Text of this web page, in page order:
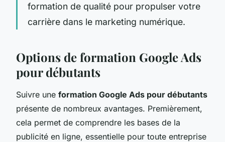
formation de qualité pour propulser votre
carrière dans le marketing numérique.
Options de formation Google Ads
pour débutants
Suivre une formation Google Ads pour débutants
présente de nombreux avantages. Premièrement,
cela permet de comprendre les bases de la
publicité en ligne, essentielle pour toute entreprise